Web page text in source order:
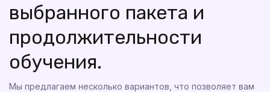
выбранного пакета и
продолжительности
обучения.
Мы предлагаем несколько вариантов, что позволяет вам